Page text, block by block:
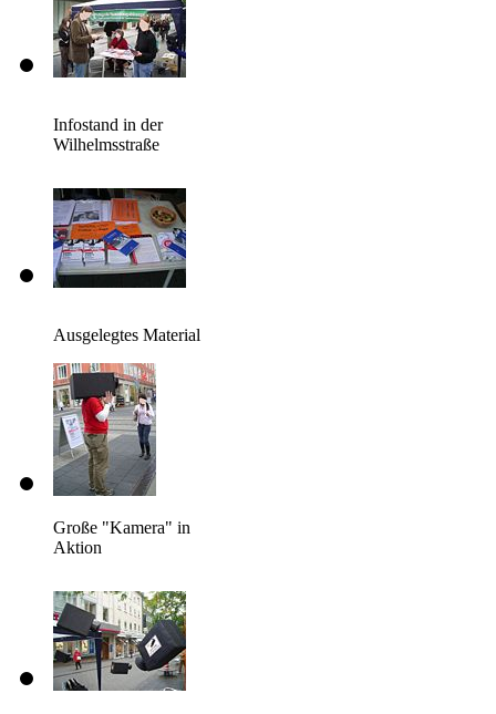
Infostand in der
Wilhelmsstraße
Ausgelegtes Material
Große "Kamera" in
Aktion